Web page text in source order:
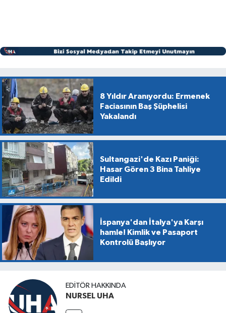
8 Yıldır Aranıyordu: Ermenek
Faciasının Baş Şüphelisi
Yakalandı
Sultangazi'de Kazı Paniği:
Hasar Gören 3 Bina Tahliye
Edildi
İspanya'dan İtalya'ya Karşı
hamle! Kimlik ve Pasaport
Kontrolü Başlıyor
EDITÖR HAKKINDA
NURSEL UHA